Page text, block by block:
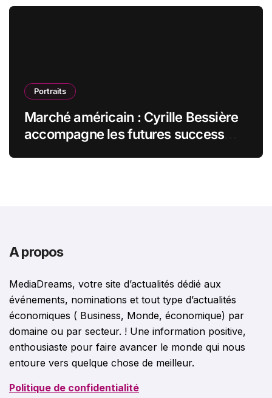
Portraits
Marché américain : Cyrille Bessière
accompagne les futures success
A propos
MediaDreams, votre site d’actualités dédié aux
événements, nominations et tout type d’actualités
économiques ( Business, Monde, économique) par
domaine ou par secteur. ! Une information positive,
enthousiaste pour faire avancer le monde qui nous
entoure vers quelque chose de meilleur.
Politique de confidentialité